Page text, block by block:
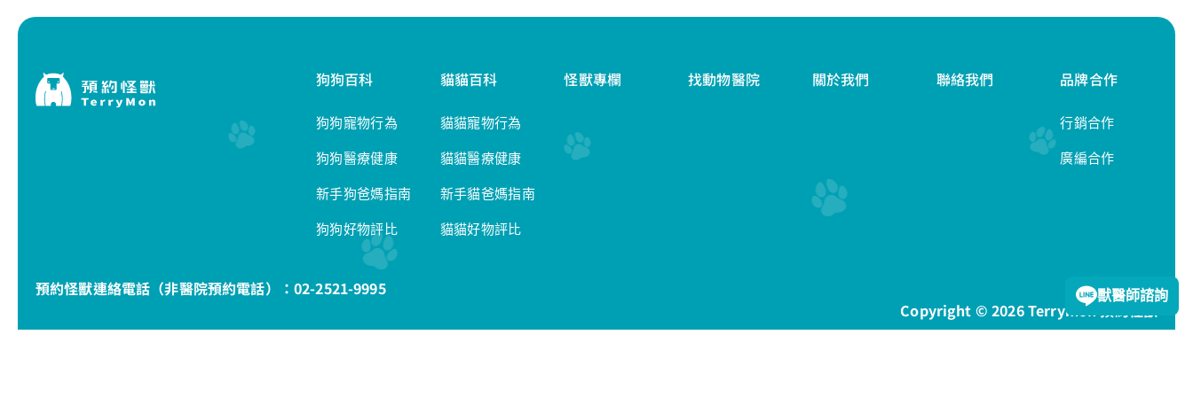
狗狗百科
狗狗寵物行為
狗狗醫療健康
新手狗爸媽指南
狗狗好物評比
貓貓百科
貓貓寵物行為
貓貓醫療健康
新手貓爸媽指南
貓貓好物評比
怪獸專欄 找動物醫院 關於我們 聯絡我們 品牌合作
行銷合作
廣編合作
預約怪獸連絡電話（非醫院預約電話）： 02-2521-9995
隱私權政策
Copyright © 2026 Terrymon 預約怪獸
獸醫師諮詢